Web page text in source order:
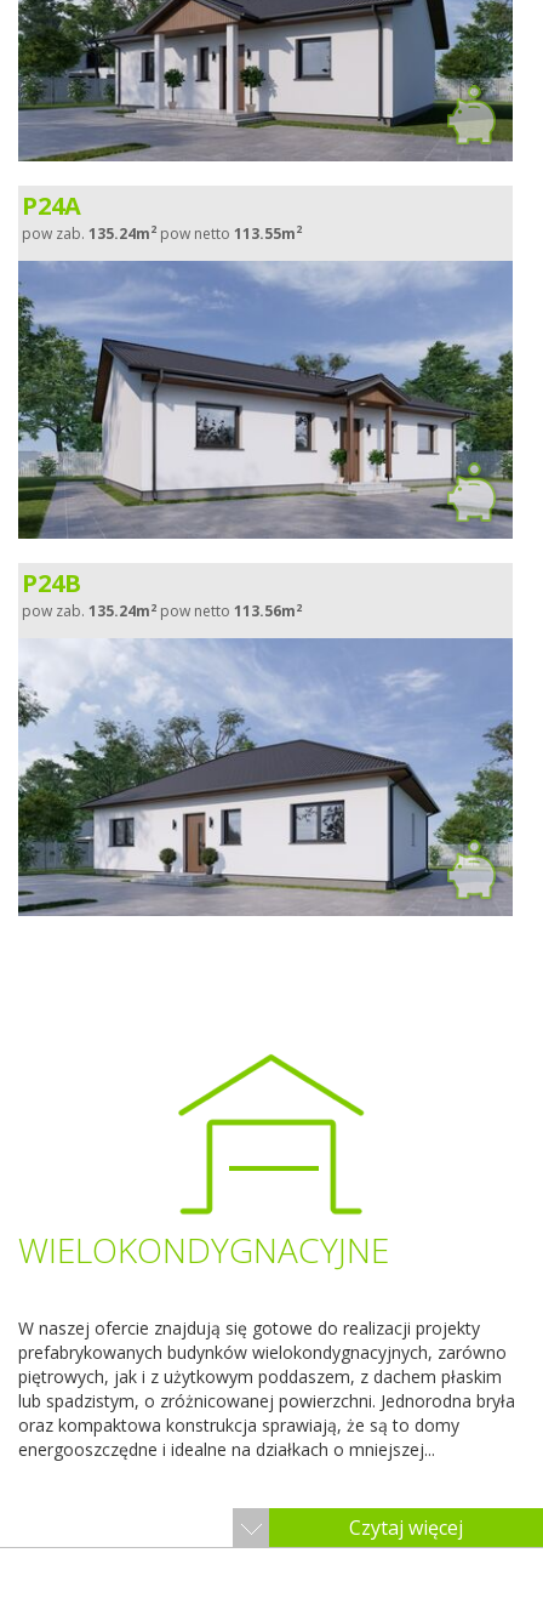
P24A
pow zab. 135.24m2 pow netto 113.55m2
P24B
pow zab. 135.24m2 pow netto 113.56m2
Czytaj więcej
WIELOKONDYGNACYJNE
W naszej ofercie znajdują się gotowe do realizacji projekty
prefabrykowanych budynków wielokondygnacyjnych, zarówno
piętrowych, jak i z użytkowym poddaszem, z dachem płaskim
lub spadzistym, o zróżnicowanej powierzchni. Jednorodna bryła
oraz kompaktowa konstrukcja sprawiają, że są to domy
energooszczędne i idealne na działkach o mniejszej...